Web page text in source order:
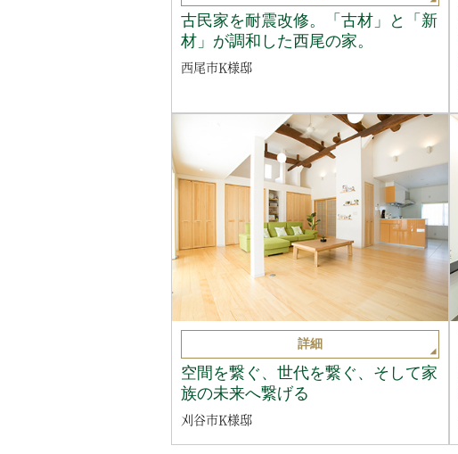
古民家を耐震改修。「古材」と「新
材」が調和した西尾の家。
西尾市K様邸
詳細
空間を繋ぐ、世代を繋ぐ、そして家
族の未来へ繋げる
刈谷市K様邸